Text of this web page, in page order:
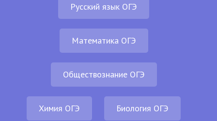
Русский язык ОГЭ
Математика ОГЭ
Обществознание ОГЭ
Химия ОГЭ Биология ОГЭ